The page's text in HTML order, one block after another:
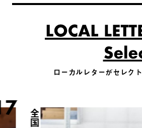
ローカルレターがセレク
全国